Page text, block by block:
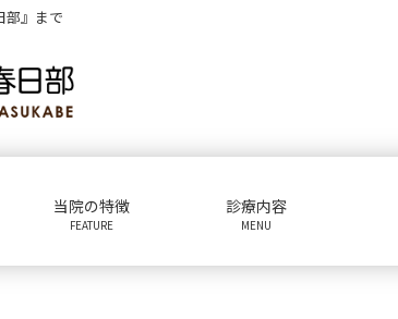
部』まで
当院の特徴
FEATURE
診療内容
MENU